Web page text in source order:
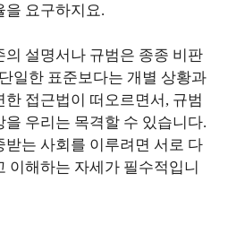
을 요구하지요.
의 설명서나 규범은 종종 비판
일한 표준보다는 개별 상황과
접근법이 떠오르면서, 규범
우리는 목격할 수 있습니다.
받는 사회를 이루려면 서로 다
이해하는 자세가 필수적입니